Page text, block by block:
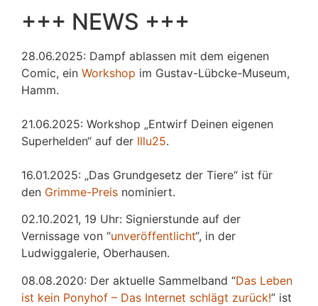
+++ NEWS +++
28.06.2025: Dampf ablassen mit dem eigenen
Comic, ein Workshop im Gustav-Lübcke-Museum,
Hamm.
21.06.2025: Workshop „Entwirf Deinen eigenen
Superhelden“ auf der Illu25.
16.01.2025: „Das Grundgesetz der Tiere“ ist für
den Grimme-Preis nominiert.
02.10.2021, 19 Uhr: Signierstunde auf der
Vernissage von “unveröffentlicht“, in der
Ludwiggalerie, Oberhausen.
08.08.2020: Der aktuelle Sammelband “Das Leben
ist kein Ponyhof – Das Internet schlägt zurück!” ist